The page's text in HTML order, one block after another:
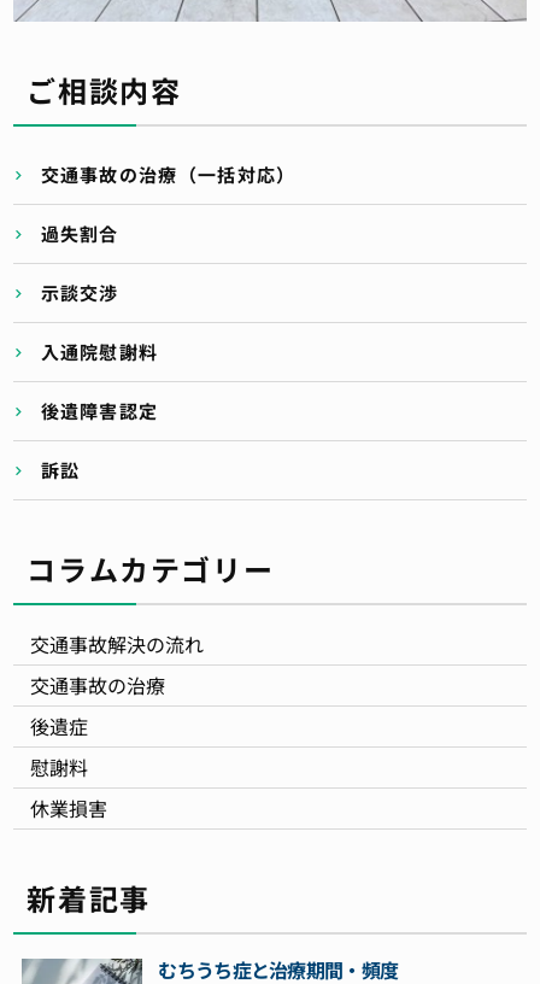
ご相談内容
交通事故の治療（一括対応）
過失割合
示談交渉
入通院慰謝料
後遺障害認定
訴訟
コラムカテゴリー
交通事故解決の流れ
交通事故の治療
後遺症
慰謝料
休業損害
新着記事
むちうち症と治療期間・頻度